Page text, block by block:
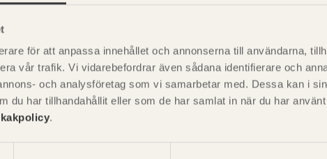
för att anpassa innehållet och annonserna till användarna,
vår trafik. Vi vidarebefordrar även sådana identifierare och
och analysföretag som vi samarbetar med. Dessa kan i
du har tillhandahållit eller som de har samlat in när du har
kakpolicy.
svensk sågverksnärings
beskriva träprodukter och deras